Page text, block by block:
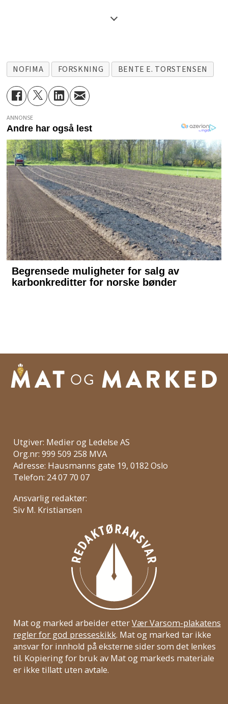
Matforskningsinstitutt har
og Ås.
Instituttet har 390 ansatte og
omsatte i 2021 for 677 millioner
kroner. Selskapet er delt inn i tre
divisjoner; Sjømat, akvakultur og
mat.
Eiere er Nærings- og
fiskeridepartementet (56,8 %),
Stiftelsen for landbrukets
næringsmiddelforskning (32,2 %)
og Akvainvest Møre og Romsdal
(10 %). Selskapet betaler ikke ut
overskuddsdeling.
NOFIMA FORSKNING BENTE E. TORSTENSEN
ANNONSE
Utgiver: Medier og Ledelse AS
Org.nr: 999 509 258 MVA
Adresse: Hausmanns gate 19, 0182 Oslo
Telefon: 24 07 70 07
Ansvarlig redaktør:
Siv M. Kristiansen
Mat og marked arbeider etterVær Varsom-plakatens
regler for god presseskikk. Mat og marked tar ikke
ansvar for innhold på eksterne sider som det lenkes
til. Kopiering for bruk av Mat og markeds materiale
er ikke tillatt uten avtale.